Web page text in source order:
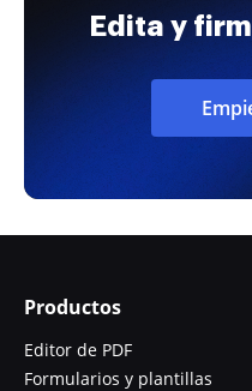
Edita y
Productos
Editor de PDF
Formularios y plantillas